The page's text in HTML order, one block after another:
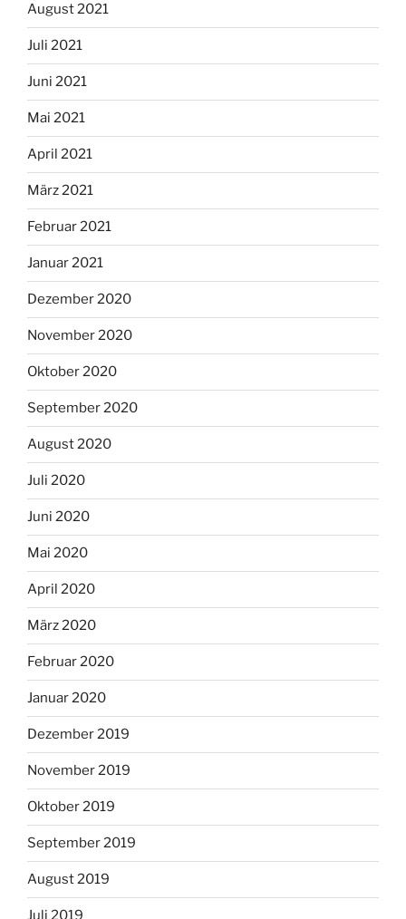
August 2021
Juli 2021
Juni 2021
Mai 2021
April 2021
März 2021
Februar 2021
Januar 2021
Dezember 2020
November 2020
Oktober 2020
September 2020
August 2020
Juli 2020
Juni 2020
Mai 2020
April 2020
März 2020
Februar 2020
Januar 2020
Dezember 2019
November 2019
Oktober 2019
September 2019
August 2019
Juli 2019